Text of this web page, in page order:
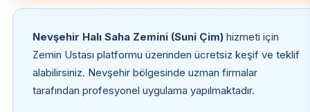
Nevşehir Halı Saha Zemini (Suni Çim)hizmeti için
Zemin Ustası platformu üzerinden ücretsiz keşif ve teklif
alabilirsiniz. Nevşehir bölgesinde uzman firmalar
tarafından profesyonel uygulama yapılmaktadır.